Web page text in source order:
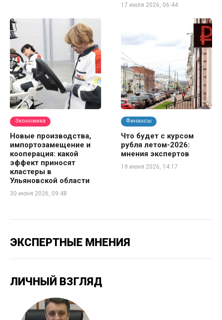
17 июля 2026, 06:44
Экономика
Новые производства,
импортозамещение и
кооперация: какой
эффект приносят
кластеры в
Ульяновской области
30 июня 2026, 09:48
Финансы
Что будет с курсом
рубля летом-2026:
мнения экспертов
19 июня 2026, 14:17
ЭКСПЕРТНЫЕ МНЕНИЯ
ЛИЧНЫЙ ВЗГЛЯД